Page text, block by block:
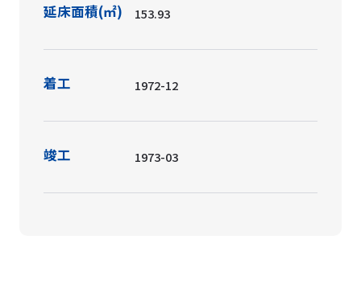
延床面積(㎡) 153.93
着工 1972-12
竣工 1973-03